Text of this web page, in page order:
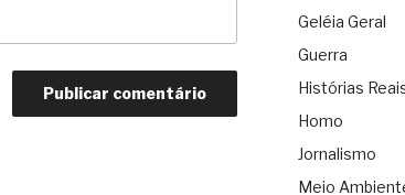
Geléia Geral
Guerra
Histórias
Homo
Jornalismo
Meio